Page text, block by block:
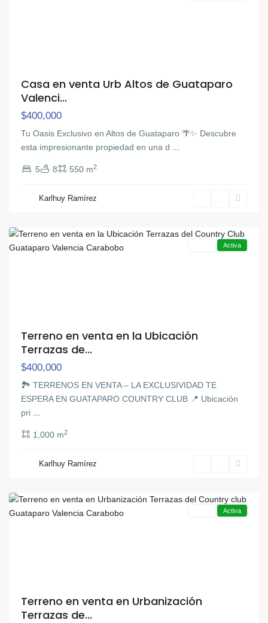
Casa en venta Urb Altos de Guataparo
Valenci...
$400,000
Tu Oasis Exclusivo en Altos de Guataparo 🌴✨ Descubre
esta impresionante propiedad en una d
5 8 550 m2
Karlhuy Ramírez
Guataparo,
Activa
Terreno en venta en la Ubicación
Terrazas de...
$400,000
🏞️ TERRENOS EN VENTA – LA EXCLUSIVIDAD TE
ESPERA EN GUATAPARO COUNTRY CLUB 📍 Ubicación
pri
1,000 m2
Karlhuy Ramírez
Guataparo,
Activa
Terreno en venta en Urbanización
Terrazas de...